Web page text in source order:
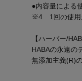
●内容量による
※4 1回の使用
【ハーバー/
HABAの永遠の
無添加主義(R)